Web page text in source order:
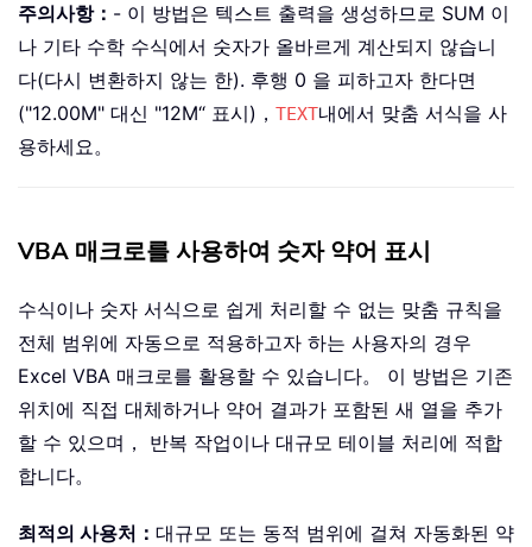
주의사항： - 이 방법은 텍스트 출력을 생성하므로 SUM 이
나 기타 수학 수식에서 숫자가 올바르게 계산되지 않습니
다(다시 변환하지 않는 한). 후행 0 을 피하고자 한다면
("12.00M" 대신 "12M“ 표시)， TEXT내에서 맞춤 서식을 사
용하세요。
VBA 매크로를 사용하여 숫자 약어 표시
수식이나 숫자 서식으로 쉽게 처리할 수 없는 맞춤 규칙을
전체 범위에 자동으로 적용하고자 하는 사용자의 경우
Excel VBA 매크로를 활용할 수 있습니다。 이 방법은 기존
위치에 직접 대체하거나 약어 결과가 포함된 새 열을 추가
할 수 있으며， 반복 작업이나 대규모 테이블 처리에 적합
합니다。
최적의 사용처： 대규모 또는 동적 범위에 걸쳐 자동화된 약